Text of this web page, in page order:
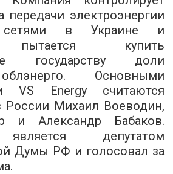
передачи электроэнергии
сетями в Украине и
пытается купить
государству доли
Основными
VS Energy считаются
России Михаил Воеводин,
и Александр Бабаков.
депутатом
Думы РФ и голосовал за